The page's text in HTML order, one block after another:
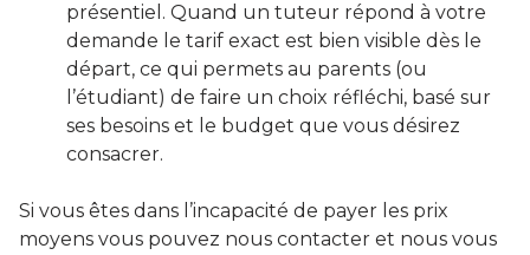
présentiel. Quand un tuteur répond à votre
demande le tarif exact est bien visible dès le
départ, ce qui permets au parents (ou
l’étudiant) de faire un choix réfléchi, basé sur
ses besoins et le budget que vous désirez
consacrer.
Si vous êtes dans l’incapacité de payer les prix
moyens vous pouvez nous contacter et nous vous